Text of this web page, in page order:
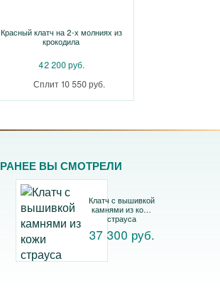
Красный клатч на 2-х молниях из
крокодила
42 200 руб.
Сплит 10 550 руб.
РАНЕЕ ВЫ СМОТРЕЛИ
Клатч с вышивкой
камнями из кожи
страуса
37 300 руб.